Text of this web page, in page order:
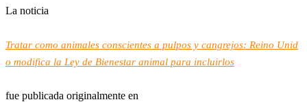
La noticia
Tratar como animales conscientes a pulpos y cangrejos: Reino Unid
o modifica la Ley de Bienestar animal para incluirlos
fue publicada originalmente en